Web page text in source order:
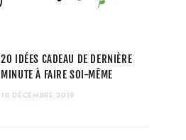
20 IDÉES CADEAU DE DERNIÈRE
MINUTE À FAIRE SOI-MÊME
18 DÉCEMBRE 2019